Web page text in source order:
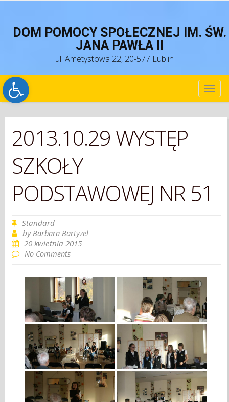
Open toolbar
DOM POMOCY SPOŁECZNEJ IM. ŚW.
JANA PAWŁA II
ul. Ametystowa 22, 20-577 Lublin
2013.10.29 WYSTĘP
SZKOŁY
PODSTAWOWEJ NR 51
Standard
byBarbara Bartyzel
20 kwietnia 2015
No Comments